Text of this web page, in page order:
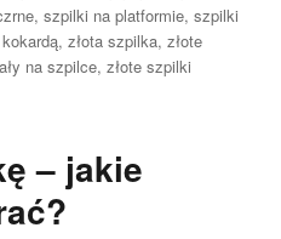
,szpilki na platformie,szpilki
,złota szpilka,złote
na szpilce,złote szpilki
– jakie